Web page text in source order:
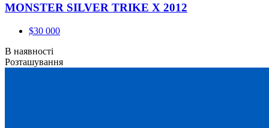
MONSTER SILVER TRIKE X 2012
$30 000
В наявності
Розташування